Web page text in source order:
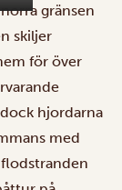
gränsen
skiljer
för över
hjordarna
med
flodstranden